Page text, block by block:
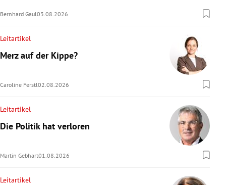
Bernhard Gaul03.08.2026
Leitartikel
Merz auf der Kippe?
Caroline Ferstl02.08.2026
Leitartikel
Die Politik hat verloren
Martin Gebhart01.08.2026
Leitartikel